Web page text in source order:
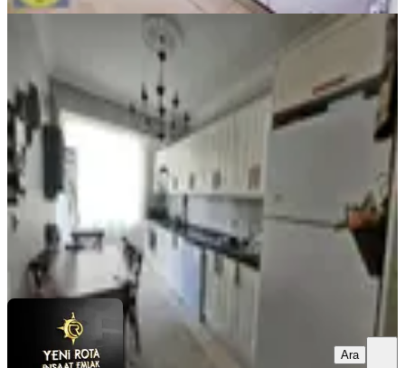
Yeni Rota Emlaktan Merkezi
Konumda Satılık 3+1 Daire
Onikişubat, Akif İnan Mahallesi
3+1·150 m²· 1. Kat 05.08.2026
YENİ ROTA İNŞAAT EMLAKFaruk ATCI
Ara
Ara